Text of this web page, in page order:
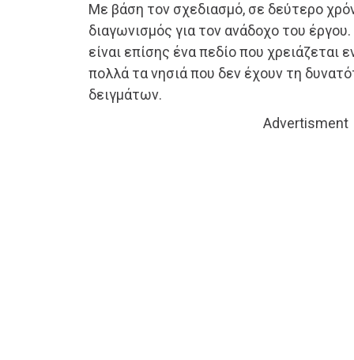
Με βάση τον σχεδιασμό, σε δεύτερο
διαγωνισμός για τον ανάδοχο του
είναι επίσης ένα πεδίο που χρειάζεται
πολλά τα νησιά που δεν έχουν τη
δειγμάτων.
Advertisment